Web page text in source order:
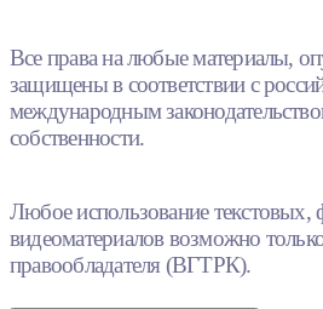
Все права на любые материалы,
защищены в соответствии с
международным
собственности.
Любое использование текстовых,
видеоматериалов возможно
правообладателя (ВГТРК).